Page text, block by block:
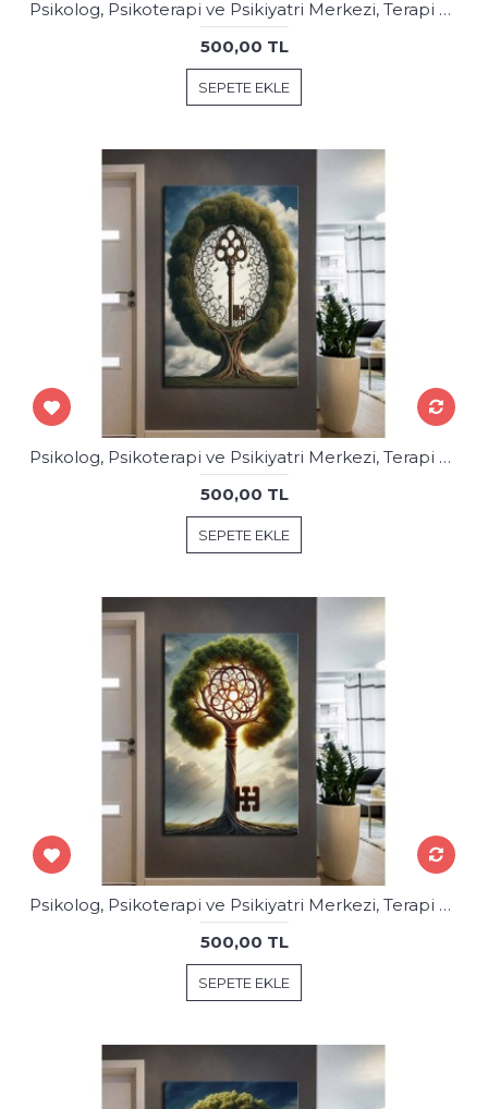
Psikolog, Psikoterapi ve Psikiyatri Merkezi, Terapi Odası Tablolar psk86
500,00 TL
SEPETE EKLE
Psikolog, Psikoterapi ve Psikiyatri Merkezi, Terapi Odası Tablolar psk87
500,00 TL
SEPETE EKLE
Psikolog, Psikoterapi ve Psikiyatri Merkezi, Terapi Odası Tablolar psk88
500,00 TL
SEPETE EKLE